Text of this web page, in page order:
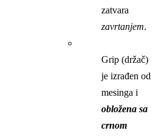
zatvara
zavrtanjem.
Grip (držač)
je izrađen od
mesinga i
obložena sa
crnom